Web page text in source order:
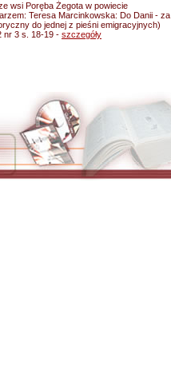
wsi Poręba Żegota w powiecie
Teresa Marcinkowska: Do Danii - za
do jednej z pieśni emigracyjnych)
nr 3 s. 18-19 - szczegóły